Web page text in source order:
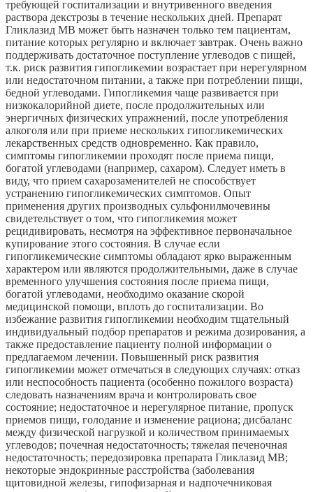
требующей госпитализации и внутривенного введения
раствора декстрозы в течение нескольких дней. Препарат
Гликлазид МВ может быть назначен только тем пациентам,
питание которых регулярно и включает завтрак. Очень важно
поддерживать достаточное поступление углеводов с пищей,
т.к. риск развития гипогликемии возрастает при нерегулярном
или недостаточном питании, а также при потреблении пищи,
бедной углеводами. Гипогликемия чаще развивается при
низкокалорийной диете, после продолжительных или
энергичных физических упражнений, после употребления
алкоголя или при приеме нескольких гипогликемических
лекарственных средств одновременно. Как правило,
симптомы гипогликемии проходят после приема пищи,
богатой углеводами (например, сахаром). Следует иметь в
виду, что прием сахарозаменителей не способствует
устранению гипогликемических симптомов. Опыт
применения других производных сульфонилмочевины
свидетельствует о том, что гипогликемия может
рецидивировать, несмотря на эффективное первоначальное
купирование этого состояния. В случае если
гипогликемические симптомы обладают ярко выраженным
характером или являются продолжительными, даже в случае
временного улучшения состояния после приема пищи,
богатой углеводами, необходимо оказание скорой
медицинской помощи, вплоть до госпитализации. Во
избежание развития гипогликемии необходим тщательный
индивидуальный подбор препаратов и режима дозирования, а
также предоставление пациенту полной информации о
предлагаемом лечении. Повышенный риск развития
гипогликемии может отмечаться в следующих случаях: отказ
или неспособность пациента (особенно пожилого возраста)
следовать назначениям врача и контролировать свое
состояние; недостаточное и нерегулярное питание, пропуск
приемов пищи, голодание и изменение рациона; дисбаланс
между физической нагрузкой и количеством принимаемых
углеводов; почечная недостаточность; тяжелая печеночная
недостаточность; передозировка препарата Гликлазид МВ;
некоторые эндокринные расстройства (заболевания
щитовидной железы, гипофизарная и надпочечниковая